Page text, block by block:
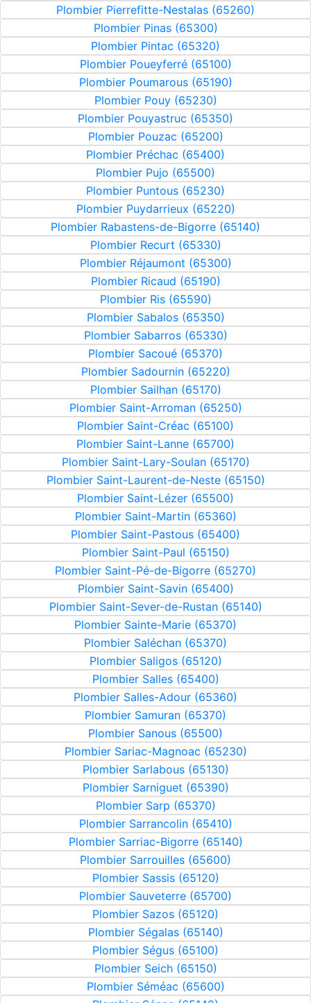
Plombier Pierrefitte-Nestalas (65260)
Plombier Pinas (65300)
Plombier Pintac (65320)
Plombier Poueyferré (65100)
Plombier Poumarous (65190)
Plombier Pouy (65230)
Plombier Pouyastruc (65350)
Plombier Pouzac (65200)
Plombier Préchac (65400)
Plombier Pujo (65500)
Plombier Puntous (65230)
Plombier Puydarrieux (65220)
Plombier Rabastens-de-Bigorre (65140)
Plombier Recurt (65330)
Plombier Réjaumont (65300)
Plombier Ricaud (65190)
Plombier Ris (65590)
Plombier Sabalos (65350)
Plombier Sabarros (65330)
Plombier Sacoué (65370)
Plombier Sadournin (65220)
Plombier Sailhan (65170)
Plombier Saint-Arroman (65250)
Plombier Saint-Créac (65100)
Plombier Saint-Lanne (65700)
Plombier Saint-Lary-Soulan (65170)
Plombier Saint-Laurent-de-Neste (65150)
Plombier Saint-Lézer (65500)
Plombier Saint-Martin (65360)
Plombier Saint-Pastous (65400)
Plombier Saint-Paul (65150)
Plombier Saint-Pé-de-Bigorre (65270)
Plombier Saint-Savin (65400)
Plombier Saint-Sever-de-Rustan (65140)
Plombier Sainte-Marie (65370)
Plombier Saléchan (65370)
Plombier Saligos (65120)
Plombier Salles (65400)
Plombier Salles-Adour (65360)
Plombier Samuran (65370)
Plombier Sanous (65500)
Plombier Sariac-Magnoac (65230)
Plombier Sarlabous (65130)
Plombier Sarniguet (65390)
Plombier Sarp (65370)
Plombier Sarrancolin (65410)
Plombier Sarriac-Bigorre (65140)
Plombier Sarrouilles (65600)
Plombier Sassis (65120)
Plombier Sauveterre (65700)
Plombier Sazos (65120)
Plombier Ségalas (65140)
Plombier Ségus (65100)
Plombier Seich (65150)
Plombier Séméac (65600)